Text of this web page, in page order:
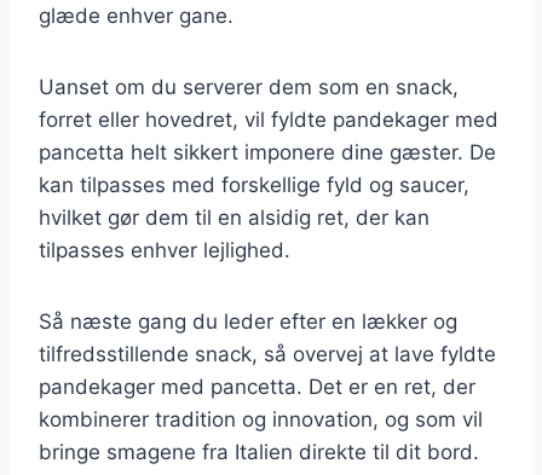
glæde enhver gane.
Uanset om du serverer dem som en snack,
forret eller hovedret, vil fyldte pandekager med
pancetta helt sikkert imponere dine gæster. De
kan tilpasses med forskellige fyld og saucer,
hvilket gør dem til en alsidig ret, der kan
tilpasses enhver lejlighed.
Så næste gang du leder efter en lækker og
tilfredsstillende snack, så overvej at lave fyldte
pandekager med pancetta. Det er en ret, der
kombinerer tradition og innovation, og som vil
bringe smagene fra Italien direkte til dit bord.